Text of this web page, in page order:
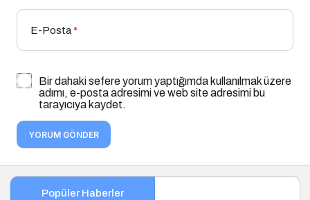
E-Posta*
Bir dahaki sefere yorum yaptığımda kullanılmak üzere
adımı, e-posta adresimi ve web site adresimi bu
tarayıcıya kaydet.
YORUM GÖNDER
Popüler Haberler